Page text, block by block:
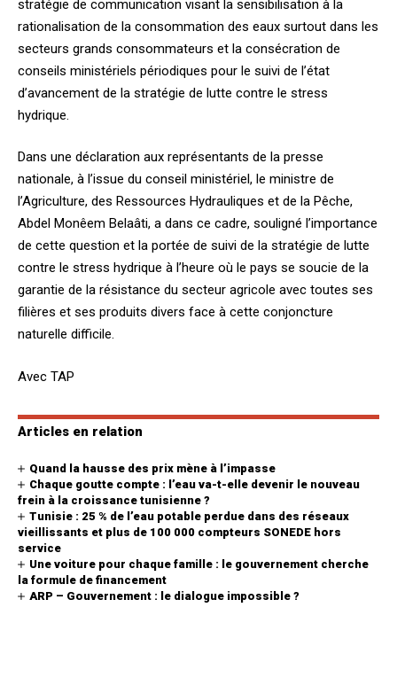
stratégie de communication visant la sensibilisation à la
rationalisation de la consommation des eaux surtout dans les
secteurs grands consommateurs et la consécration de
conseils ministériels périodiques pour le suivi de l’état
d’avancement de la stratégie de lutte contre le stress
hydrique.
Dans une déclaration aux représentants de la presse
nationale, à l’issue du conseil ministériel, le ministre de
l’Agriculture, des Ressources Hydrauliques et de la Pêche,
Abdel Monêem Belaâti, a dans ce cadre, souligné l’importance
de cette question et la portée de suivi de la stratégie de lutte
contre le stress hydrique à l’heure où le pays se soucie de la
garantie de la résistance du secteur agricole avec toutes ses
filières et ses produits divers face à cette conjoncture
naturelle difficile.
Avec TAP
Articles en relation
Quand la hausse des prix mène à l’impasse
Chaque goutte compte : l’eau va-t-elle devenir le nouveau
frein à la croissance tunisienne ?
Tunisie : 25 % de l’eau potable perdue dans des réseaux
vieillissants et plus de 100 000 compteurs SONEDE hors
service
Une voiture pour chaque famille : le gouvernement cherche
la formule de financement
ARP – Gouvernement : le dialogue impossible ?